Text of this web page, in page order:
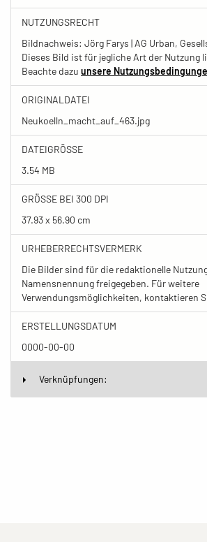
NUTZUNGSRECHT
Bildnachweis: Jörg Farys | AG Urban,
Dieses Bild ist für jegliche Art der Nutzung
Beachte dazu unsere
ORIGINALDATEI
Neukoelln_macht_auf_463.jpg
DATEIGRÖSSE
3.54 MB
GRÖSSE BEI 300 DPI
37.93 x 56.90 cm
URHEBERRECHTSVERMERK
Die Bilder sind für die redaktionelle
Namensnennung freigegeben. Für weitere
Verwendungsmöglichkeiten, kontaktieren
ERSTELLUNGSDATUM
0000-00-00
Verknüpfungen: